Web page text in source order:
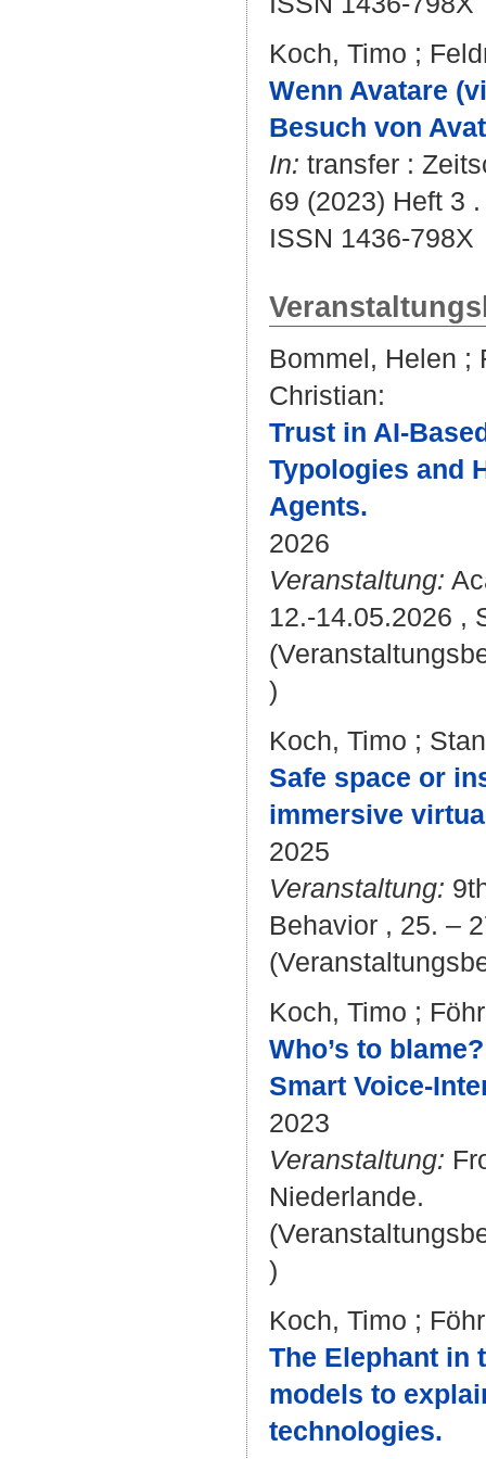
Koch, Timo ;
Wenn Avatare
Besuch von
In: transfer :
69 (2023) Heft 3
ISSN 1436-798X
Bommel, Helen ;
Christian:
Trust in AI-
Typologies and
Agents.
2026
Veranstaltung:
12.-14.05.2026 ,
)
Koch, Timo ;
Safe space or
immersive
2025
Veranstaltung:
Behavior , 25. –
Koch, Timo ;
Who’s to
Smart Voice-
2023
Veranstaltung:
Niederlande.
)
Koch, Timo ;
The Elephant in
models to
technologies.